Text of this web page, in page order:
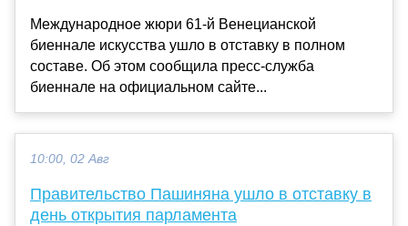
Международное жюри 61-й Венецианской
биеннале искусства ушло в отставку в полном
составе. Об этом сообщила пресс-служба
биеннале на официальном сайте...
10:00, 02 Авг
Правительство Пашиняна ушло в отставку в
день открытия парламента